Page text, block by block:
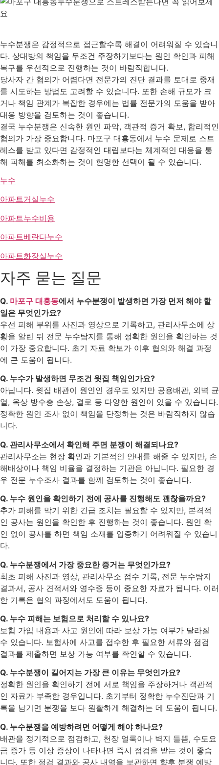
누수분쟁은 감정적으로 접근할수록 해결이 어려워질 수 있습니
다. 상대방의 책임을 무조건 주장하기보다는 원인 확인과 피해
복구를 우선적으로 진행하는 것이 바람직합니다.
당사자 간 협의가 어렵다면 전문가의 진단 결과를 토대로 중재
를 시도하는 방법도 고려할 수 있습니다. 또한 손해 규모가 크
거나 책임 관계가 복잡한 경우에는 법률 전문가의 도움을 받아
대응 방향을 검토하는 것이 좋습니다.
결국 누수분쟁은 신속한 원인 파악, 객관적 증거 확보, 합리적인
협의가 가장 중요합니다. 마포구 대흥동에서 누수 문제로 스트
레스를 받고 있다면 감정적인 대립보다는 체계적인 대응을 통
해 피해를 최소화하는 것이 현명한 선택이 될 수 있습니다.
누수
아파트거실누수
아파트누수비용
아파트베란다누수
아파트화장실누수
자주 묻는 질문
Q. 마포구 대흥동에서 누수분쟁이 발생하면 가장 먼저 해야 할
일은 무엇인가요?
우선 피해 부위를 사진과 영상으로 기록하고, 관리사무소에 상
황을 알린 뒤 전문 누수탐지를 통해 정확한 원인을 확인하는 것
이 가장 중요합니다. 초기 자료 확보가 이후 협의와 해결 과정
에 큰 도움이 됩니다.
Q. 누수가 발생하면 무조건 윗집 책임인가요?
아닙니다. 윗집 배관이 원인인 경우도 있지만 공용배관, 외벽 균
열, 옥상 방수층 손상, 결로 등 다양한 원인이 있을 수 있습니다.
정확한 원인 조사 없이 책임을 단정하는 것은 바람직하지 않습
니다.
Q. 관리사무소에서 확인해 주면 분쟁이 해결되나요?
관리사무소는 현장 확인과 기본적인 안내를 해줄 수 있지만, 손
해배상이나 책임 비율을 결정하는 기관은 아닙니다. 필요한 경
우 전문 누수조사 결과를 함께 검토하는 것이 좋습니다.
Q. 누수 원인을 확인하기 전에 공사를 진행해도 괜찮을까요?
추가 피해를 막기 위한 긴급 조치는 필요할 수 있지만, 본격적
인 공사는 원인을 확인한 후 진행하는 것이 좋습니다. 원인 확
인 없이 공사를 하면 책임 소재를 입증하기 어려워질 수 있습니
다.
Q. 누수분쟁에서 가장 중요한 증거는 무엇인가요?
최초 피해 사진과 영상, 관리사무소 접수 기록, 전문 누수탐지
결과서, 공사 견적서와 영수증 등이 중요한 자료가 됩니다. 이러
한 기록은 협의 과정에서도 도움이 됩니다.
Q. 누수 피해는 보험으로 처리할 수 있나요?
보험 가입 내용과 사고 원인에 따라 보상 가능 여부가 달라질
수 있습니다. 보험사에 사고를 접수한 후 필요한 서류와 점검
결과를 제출하면 보상 가능 여부를 확인할 수 있습니다.
Q. 누수분쟁이 길어지는 가장 큰 이유는 무엇인가요?
정확한 원인을 확인하기 전에 서로 책임을 주장하거나 객관적
인 자료가 부족한 경우입니다. 초기부터 정확한 누수진단과 기
록을 남기면 분쟁을 보다 원활하게 해결하는 데 도움이 됩니다.
Q. 누수분쟁을 예방하려면 어떻게 해야 하나요?
배관을 정기적으로 점검하고, 천장 얼룩이나 벽지 들뜸, 수도요
금 증가 등 이상 증상이 나타나면 즉시 점검을 받는 것이 좋습
니다. 또한 점검 결과와 공사 내역을 보관하면 향후 분쟁 예방